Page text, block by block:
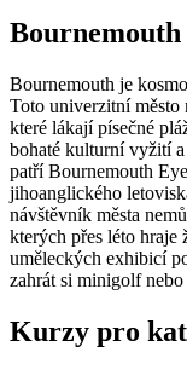
Bournemouth
Bournemouth je
Toto univerzitní město
které lákají písečné
bohaté kulturní vyžití
patří Bournemouth
jihoanglického
návštěvník města
kterých přes léto hraje
uměleckých exhibicí
zahrát si minigolf
Kurzy pro